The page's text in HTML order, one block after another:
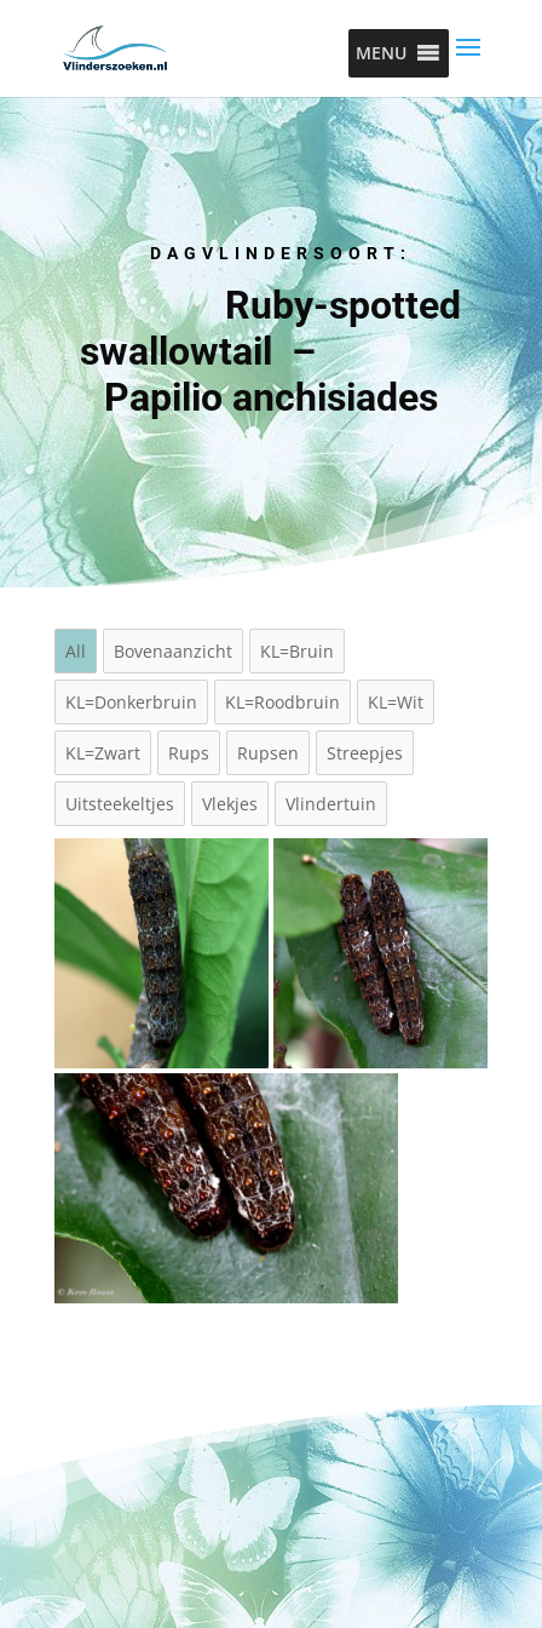
MENU
DAGVLINDERSOORT:
Ruby-spotted
swallowtail –
Papilio anchisiades
All Bovenaanzicht KL=Bruin
KL=Donkerbruin KL=Roodbruin KL=Wit
KL=Zwart Rups Rupsen Streepjes
Uitsteekeltjes Vlekjes Vlindertuin